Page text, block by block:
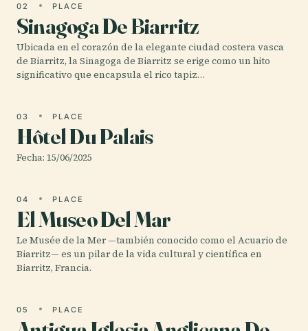
02 PLACE
Sinagoga De Biarritz
Ubicada en el corazón de la elegante ciudad costera vasca
de Biarritz, la Sinagoga de Biarritz se erige como un hito
significativo que encapsula el rico tapiz…
03 PLACE
Hôtel Du Palais
Fecha: 15/06/2025
04 PLACE
El Museo Del Mar
Le Musée de la Mer —también conocido como el Acuario de
Biarritz— es un pilar de la vida cultural y científica en
Biarritz, Francia.
05 PLACE